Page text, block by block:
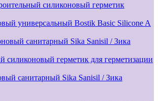
силиконовый герметик
универсальный Bostik Basic Silicone A
силиконовый герметик для герметизации
санитарный Sika Sanisil / Зика